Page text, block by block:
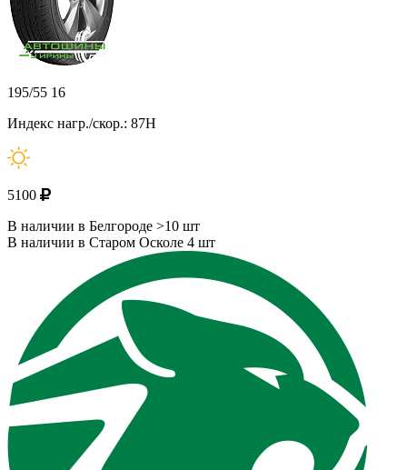
195/55 16
Индекс нагр./скор.: 87H
5100
В наличии в Белгороде >10 шт
В наличии в Старом Осколе 4 шт